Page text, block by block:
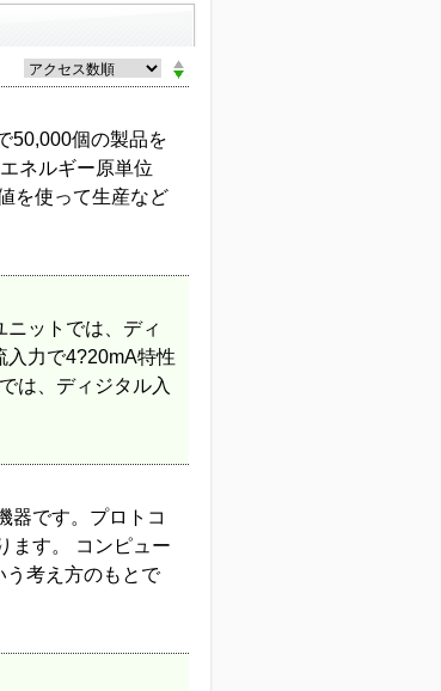
50,000個の製品を
ネルギー原単位
を使って生産など
ットでは、ディ
入力で4?20mA特性
は、ディジタル入
器です。プロトコ
ます。 コンピュー
う考え方のもとで